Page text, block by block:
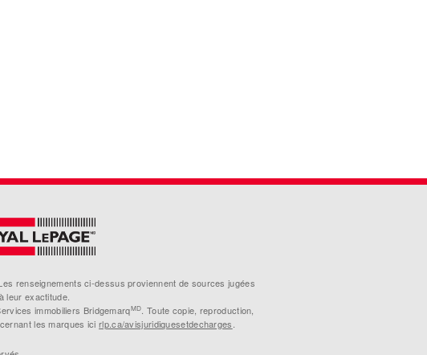
renseignements ci-dessus proviennent de sources jugées
leur exactitude.
immobiliers BridgemarqMD
. Toute copie, reproduction,
les marques icirlp.ca/avisjuridiquesetdecharges